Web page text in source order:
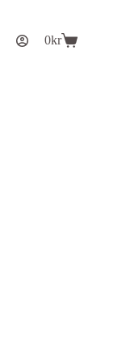
Varukorg
0kr